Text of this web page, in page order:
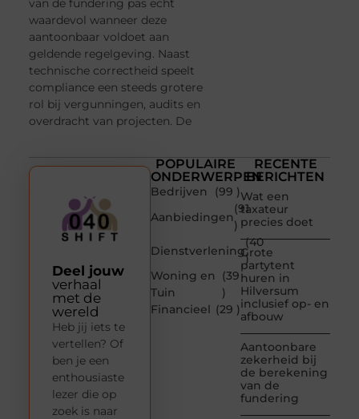
van de fundering pas echt
waardevol wanneer deze
aantoonbaar voldoet aan
geldende regelgeving. Naast
technische correctheid speelt
compliance een steeds grotere
rol bij vergunningen, audits en
overdracht van projecten. De
POPULAIRE
ONDERWERPEN
Bedrijven
(99 )
Aanbiedingen
(91
)
Dienstverlening
(40
)
Woning en
Tuin
(39
)
Financieel (29 )
RECENTE
BERICHTEN
Wat een
taxateur
precies doet
Grote
partytent
huren in
Hilversum
inclusief op- en
afbouw
Aantoonbare
zekerheid bij
de berekening
van de
fundering
Deel jouw
verhaal
met de
wereld
Heb jij iets te
vertellen? Of
ben je een
enthousiaste
lezer die op
zoek is naar